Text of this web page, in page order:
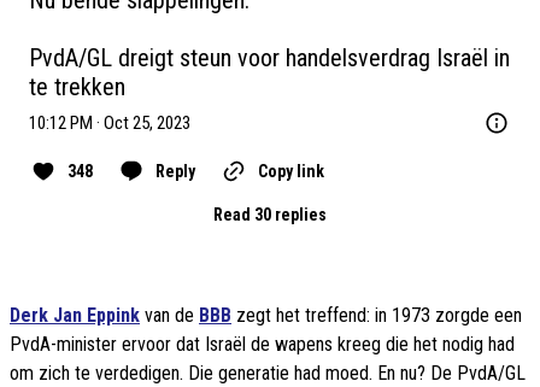
PvdA/GL dreigt steun voor handelsverdrag Israël in
te trekken
10:12 PM · Oct 25, 2023
348 Reply Copy link
Read 30 replies
Derk Jan Eppink van de BBB zegt het treffend: in 1973 zorgde een
PvdA-minister ervoor dat Israël de wapens kreeg die het nodig had
om zich te verdedigen. Die generatie had moed. En nu? De PvdA/GL